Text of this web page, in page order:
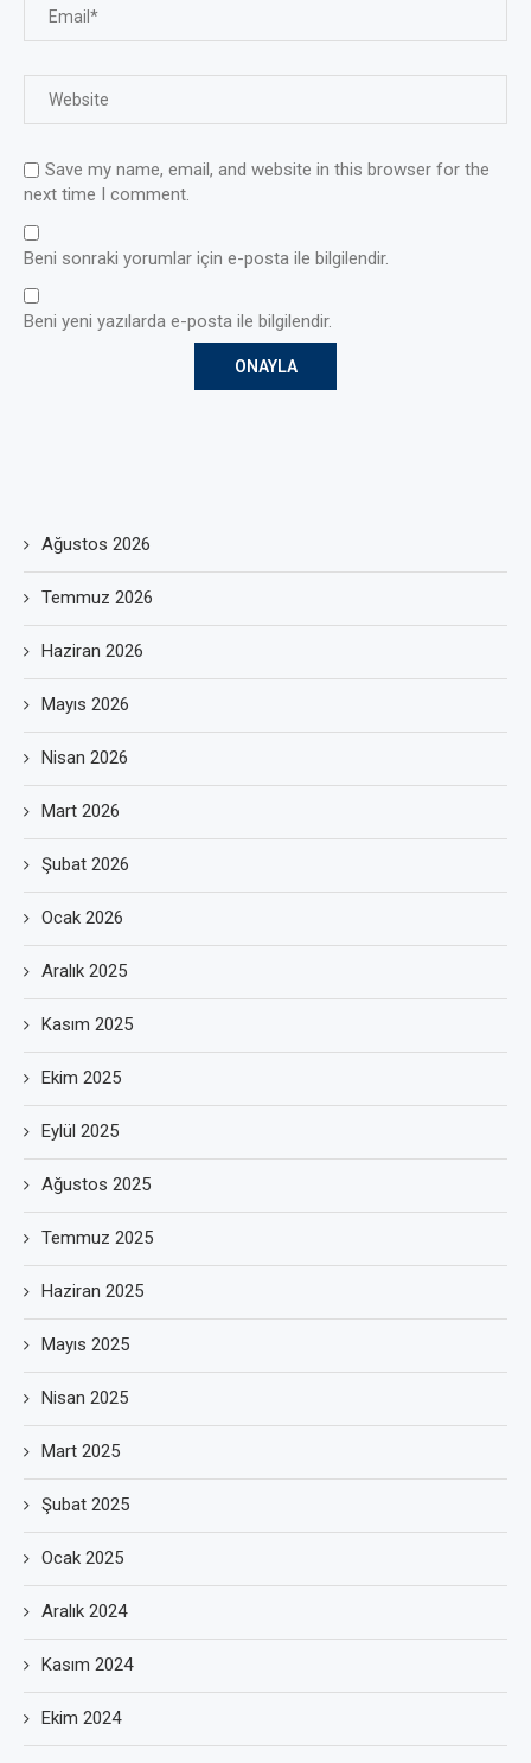
Save my name, email, and website in this browser for the
next time I comment.
Beni sonraki yorumlar için e-posta ile bilgilendir.
Beni yeni yazılarda e-posta ile bilgilendir.
Ağustos 2026
Temmuz 2026
Haziran 2026
Mayıs 2026
Nisan 2026
Mart 2026
Şubat 2026
Ocak 2026
Aralık 2025
Kasım 2025
Ekim 2025
Eylül 2025
Ağustos 2025
Temmuz 2025
Haziran 2025
Mayıs 2025
Nisan 2025
Mart 2025
Şubat 2025
Ocak 2025
Aralık 2024
Kasım 2024
Ekim 2024